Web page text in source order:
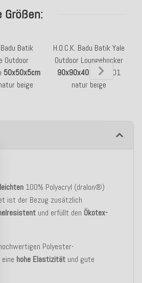
Badu Batik
Outdoor
50x50x5cm
beige
H.O.C.K. Badu Batik Yale
Outdoor Loungehocker
90x90x40cm col. 01
natur beige
100% Polyacryl (dralon®)
ist der Bezug zusätzlich
und erfüllt den Ökotex-
Polyester-
hohe Elastizität und gute